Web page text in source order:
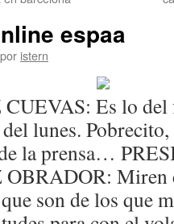
espaa
por istern
Es lo del
lunes.
la prensa…
Miren
son de los que